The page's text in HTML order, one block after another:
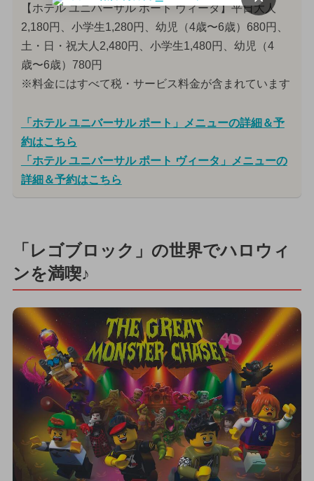
【ホテル ユニバーサル ポート ヴィータ】平日大人
2,180円、小学生1,280円、幼児（4歳〜6歳）680円、
土・日・祝大人2,480円、小学生1,480円、幼児（4
歳〜6歳）780円
※料金にはすべて税・サービス料金が含まれています
「ホテル ユニバーサル ポート」メニューの詳細＆予
約はこちら
「ホテル ユニバーサル ポート ヴィータ」メニューの
詳細＆予約はこちら
「レゴブロック」の世界でハロウィ
ンを満喫♪